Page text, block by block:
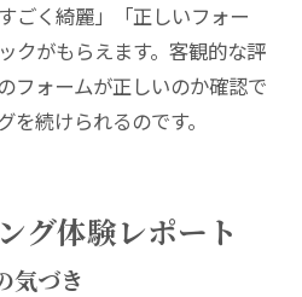
ごく綺麗」「正しいフォー
クがもらえます。客観的な評
フォームが正しいのか確認で
を続けられるのです。
グ体験レポート
気づき